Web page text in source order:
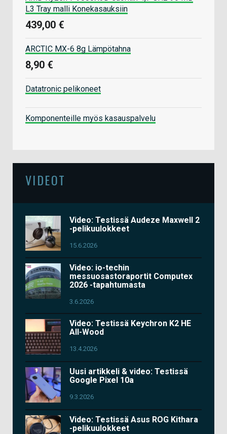
L3 Tray malli Konekasauksiin
439,00 €
ARCTIC MX-6 8g Lämpötahna
8,90 €
Datatronic pelikoneet
Komponenteille myös kasauspalvelu
VIDEOT
Video: Testissä Audeze Maxwell 2
-pelikuulokkeet
15.6.2026
Video: io-techin
messuosastoraportit Computex
2026 -tapahtumasta
3.6.2026
Video: Testissä Keychron K2 HE
All-Wood
13.4.2026
Uusi artikkeli & video: Testissä
Google Pixel 10a
9.3.2026
Video: Testissä Asus ROG Kithara
-pelikuulokkeet